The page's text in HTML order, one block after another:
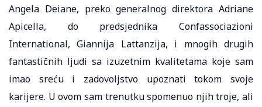
Angela Deiane, preko generalnog direktora Adriane
Apicella, do predsjednika Confassociazioni
International, Giannija Lattanzija, i mnogih drugih
fantastičnih ljudi sa izuzetnim kvalitetama koje sam
imao sreću i zadovoljstvo upoznati tokom svoje
karijere. U ovom sam trenutku spomenuo njih troje, ali